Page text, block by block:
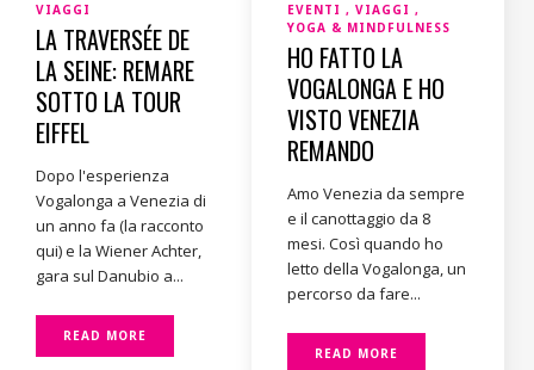
VIAGGI
LA TRAVERSÉE DE
LA SEINE: REMARE
SOTTO LA TOUR
EIFFEL
Dopo l'esperienza
Vogalonga a Venezia di
un anno fa (la racconto
qui) e la Wiener Achter,
gara sul Danubio a...
READ MORE
EVENTI
VIAGGI
YOGA & MINDFULNESS
HO FATTO LA
VOGALONGA E HO
VISTO VENEZIA
REMANDO
Amo Venezia da sempre
e il canottaggio da 8
mesi. Così quando ho
letto della Vogalonga, un
percorso da fare...
READ MORE